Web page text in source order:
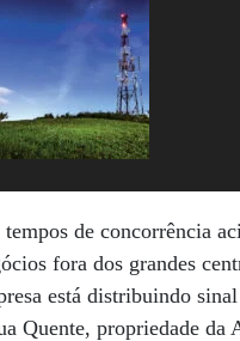
tempos de concorrência
fora dos grandes
está distribuindo
Quente, propriedade da